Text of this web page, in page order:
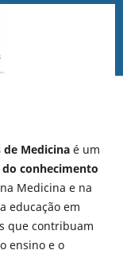
de Medicinaé um
conhecimento
Medicina e na
educação em
que contribuam
ensino e o